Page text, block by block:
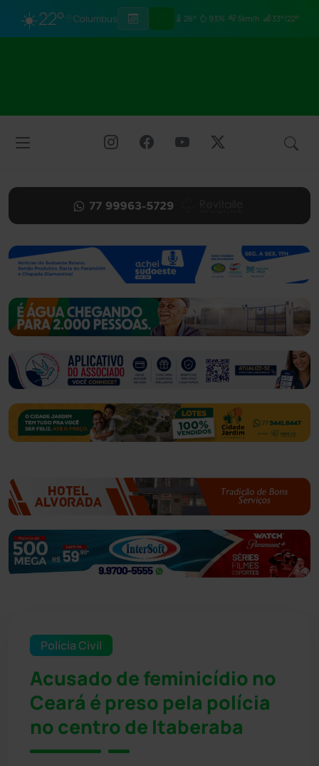
☀️22° Columbus 26° 93% 5km/h 33°/22°
Polícia Civil
Acusado de feminicídio no
Ceará é preso pela polícia
no centro de Itaberaba